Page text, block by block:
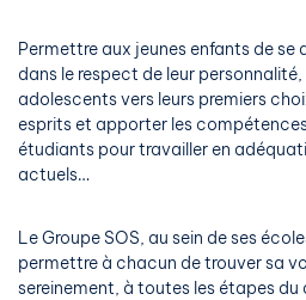
Permettre aux jeunes enfants de se
dans le respect de leur
adolescents vers leurs premiers
esprits et apporter les
étudiants pour travailler en
actuels…
Le Groupe SOS, au sein de ses
permettre à chacun de trouver sa
sereinement, à toutes les étapes du